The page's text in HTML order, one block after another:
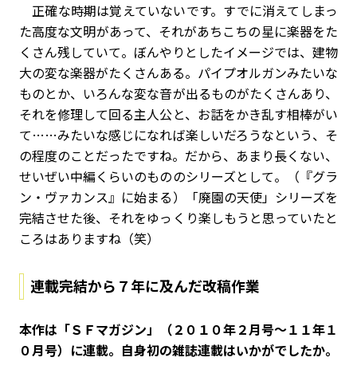
正確な時期は覚えていないです。すでに消えてしまっ
た高度な文明があって、それがあちこちの星に楽器をた
くさん残していて。ぼんやりとしたイメージでは、建物
大の変な楽器がたくさんある。パイプオルガンみたいな
ものとか、いろんな変な音が出るものがたくさんあり、
それを修理して回る主人公と、お話をかき乱す相棒がい
て……みたいな感じになれば楽しいだろうなという、そ
の程度のことだったですね。だから、あまり長くない、
せいぜい中編くらいのもののシリーズとして。（『グラ
ン・ヴァカンス』に始まる）「廃園の天使」シリーズを
完結させた後、それをゆっくり楽しもうと思っていたと
ころはありますね（笑）
連載完結から７年に及んだ改稿作業
――本作は「ＳＦマガジン」（２０１０年２月号～１１年１
０月号）に連載。自身初の雑誌連載はいかがでしたか。